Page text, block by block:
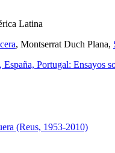
Latina
, Montserrat Duch Plana,
Portugal: Ensayos
(Reus, 1953-2010)